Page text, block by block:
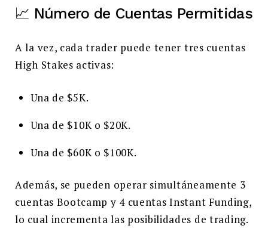
📈 Número de Cuentas Permitidas
A la vez, cada trader puede tener tres cuentas
High Stakes activas:
Una de $5K.
Una de $10K o $20K.
Una de $60K o $100K.
Además, se pueden operar simultáneamente 3
cuentas Bootcamp y 4 cuentas Instant Funding,
lo cual incrementa las posibilidades de trading.